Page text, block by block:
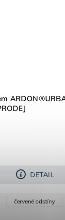
DETAIL
červené odstíny